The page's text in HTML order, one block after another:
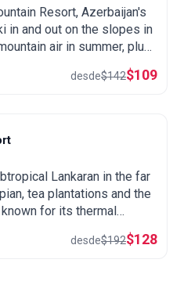
Resort, Azerbaijan's
in and out on the slopes in
air in summer, plus
desde$142$109
Lankaran in the far
tea plantations and the
for its thermal
desde$192$128